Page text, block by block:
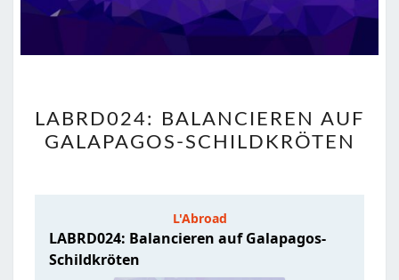
BALANCIEREN
AUF
LABRD024: BALANCIEREN AUF
GALAPAGOS-SCHILDKRÖTEN